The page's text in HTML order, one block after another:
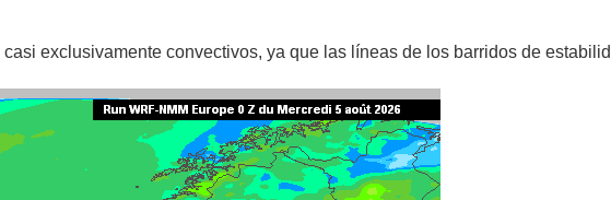
exclusivamente convectivos, ya que las líneas de los barridos de